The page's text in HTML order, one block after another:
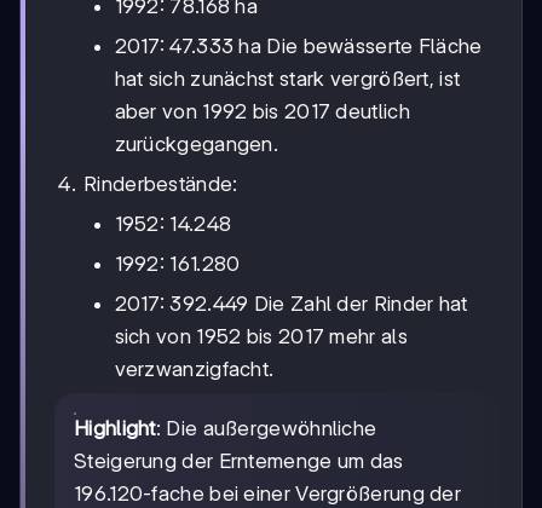
1992: 78.168 ha
2017: 47.333 ha Die bewässerte Fläche
hat sich zunächst stark vergrößert, ist
aber von 1992 bis 2017 deutlich
zurückgegangen.
Rinderbestände:
1952: 14.248
1992: 161.280
2017: 392.449 Die Zahl der Rinder hat
sich von 1952 bis 2017 mehr als
verzwanzigfacht.
Highlight: Die außergewöhnliche
Steigerung der Erntemenge um das
196.120-fache bei einer Vergrößerung der